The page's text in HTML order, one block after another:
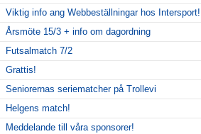
Viktig info ang Webbeställningar hos Intersport!
Årsmöte 15/3 + info om dagordning
Futsalmatch 7/2
Grattis!
Seniorernas seriematcher på Trollevi
Helgens match!
Meddelande till våra sponsorer!